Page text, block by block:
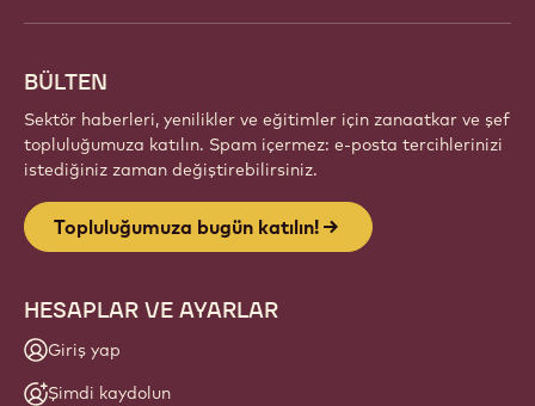
yeni eserler keşfedin ve zanaatınızı geliştirin.
Üye ol
Website
BÜLTEN